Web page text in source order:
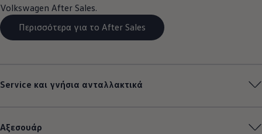
Volkswagen After Sales.
Περισσότερα για το After Sales
Service και γνήσια ανταλλακτικά
Αξεσουάρ